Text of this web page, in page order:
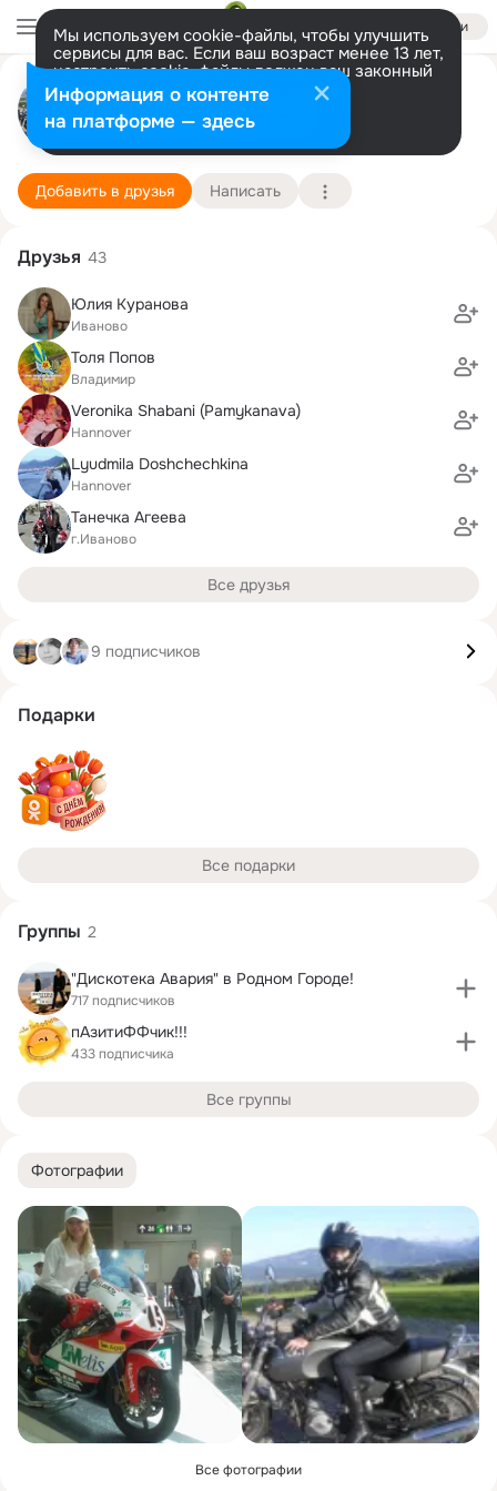
Войти
Мы используем cookie-файлы, чтобы улучшить
сервисы для вас. Если ваш возраст менее 13 лет,
настроить cookie-файлы должен ваш законный
представитель. Больше информации
Разрешить все Настроить
Надя Попова
Иваново,Germany
37 школа
Подробнее
Добавить в друзья Написать
Фотографии
Все фотографии
Друзья 43
Юлия Куранова
Иваново
Толя Попов
Владимир
Veronika Shabani (Pamykanava)
Hannover
Lyudmila Doshchechkina
Hannover
Танечка Агеева
г.Иваново
Все друзья
9 подписчиков
Подарки
Все подарки
Группы 2
"Дискотека Авария" в Родном Городе!
717 подписчиков
пАзитиФФчик!!!
433 подписчика
Все группы
Информация о контенте
на платформе — здесь